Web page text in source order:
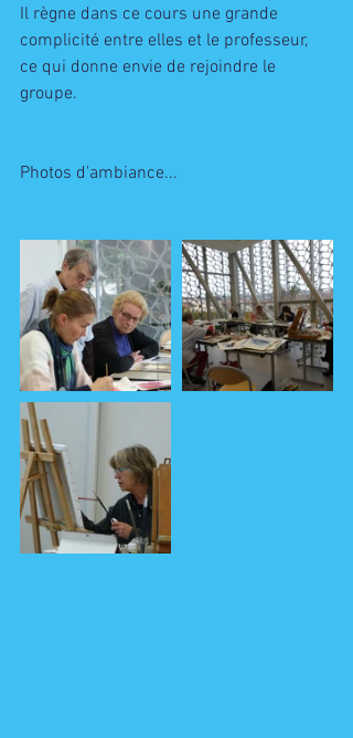
Il règne dans ce cours une grande
complicité entre elles et le professeur,
ce qui donne envie de rejoindre le
groupe.
Photos d'ambiance...